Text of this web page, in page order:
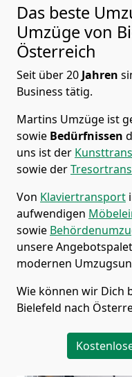
Das beste
Umzüge von
Österreich
Seit über20 Jahren
Business tätig.
Martins Umzüge ist
sowie Bedürfnissen
uns ist der
sowie der
Von Klaviertransport
aufwendigen
sowie
unsere
modernen
Wie können wir Dich
Bielefeld nach